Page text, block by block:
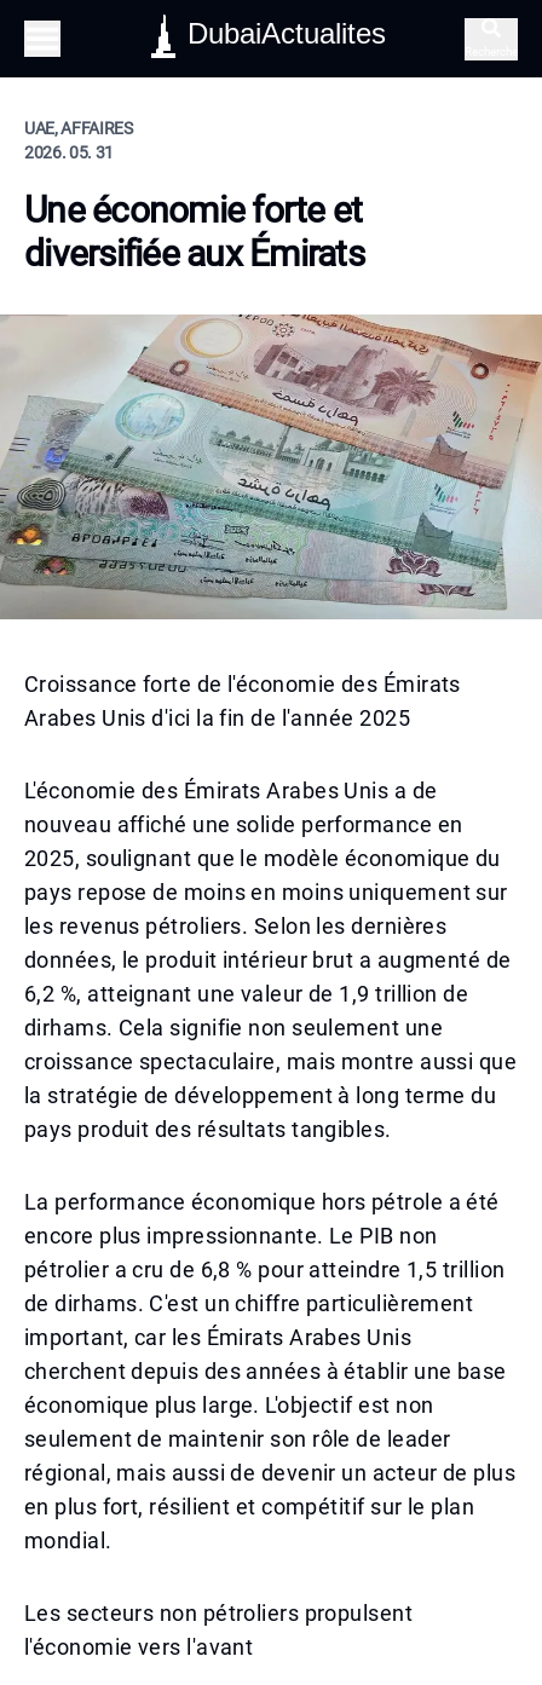
DubaiActualites
UAE, AFFAIRES
2026. 05. 31
Une économie forte et
diversifiée aux Émirats
Croissance forte de l'économie des Émirats
Arabes Unis d'ici la fin de l'année 2025
L'économie des Émirats Arabes Unis a de
nouveau affiché une solide performance en
2025, soulignant que le modèle économique du
pays repose de moins en moins uniquement sur
les revenus pétroliers. Selon les dernières
données, le produit intérieur brut a augmenté de
6,2 %, atteignant une valeur de 1,9 trillion de
dirhams. Cela signifie non seulement une
croissance spectaculaire, mais montre aussi que
la stratégie de développement à long terme du
pays produit des résultats tangibles.
La performance économique hors pétrole a été
encore plus impressionnante. Le PIB non
pétrolier a cru de 6,8 % pour atteindre 1,5 trillion
de dirhams. C'est un chiffre particulièrement
important, car les Émirats Arabes Unis
cherchent depuis des années à établir une base
économique plus large. L'objectif est non
seulement de maintenir son rôle de leader
régional, mais aussi de devenir un acteur de plus
en plus fort, résilient et compétitif sur le plan
mondial.
Les secteurs non pétroliers propulsent
l'économie vers l'avant